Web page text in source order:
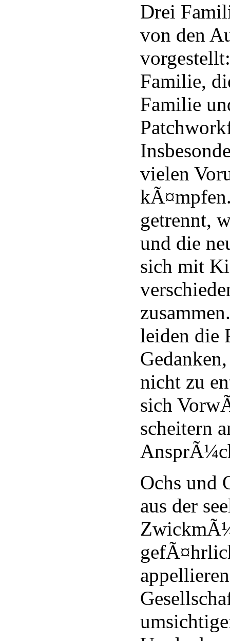
Drei
von den
Familie,
Familie
vielen
getrennt,
und die
sich mit
leiden die
nicht zu
sich
scheitern
Ochs und
aus der